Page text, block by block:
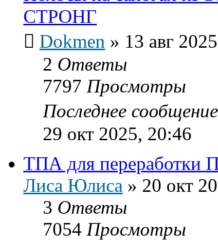
СТРОНГ
Dokmen » 13 авг
2 Ответы
7797 Просмотры
Последнее
29 окт 2025, 20:46
ТПА для переработки
Лиса Юлиса » 20 окт
3 Ответы
7054 Просмотры